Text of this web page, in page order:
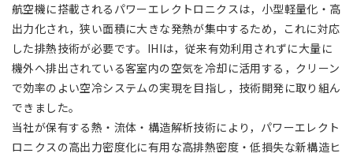
航空機に搭載されるパワーエレクトロニクスは，小型軽量化・高
出力化され，狭い面積に大きな発熱が集中するため，これに対応
した排熱技術が必要です。IHIは，従来有効利用されずに大量に
機外へ排出されている客室内の空気を冷却に活用する，クリーン
で効率のよい空冷システムの実現を目指し，技術開発に取り組ん
できました。
当社が保有する熱・流体・構造解析技術により，パワーエレクト
ロニクスの高出力密度化に有用な高排熱密度・低損失な新構造ヒ